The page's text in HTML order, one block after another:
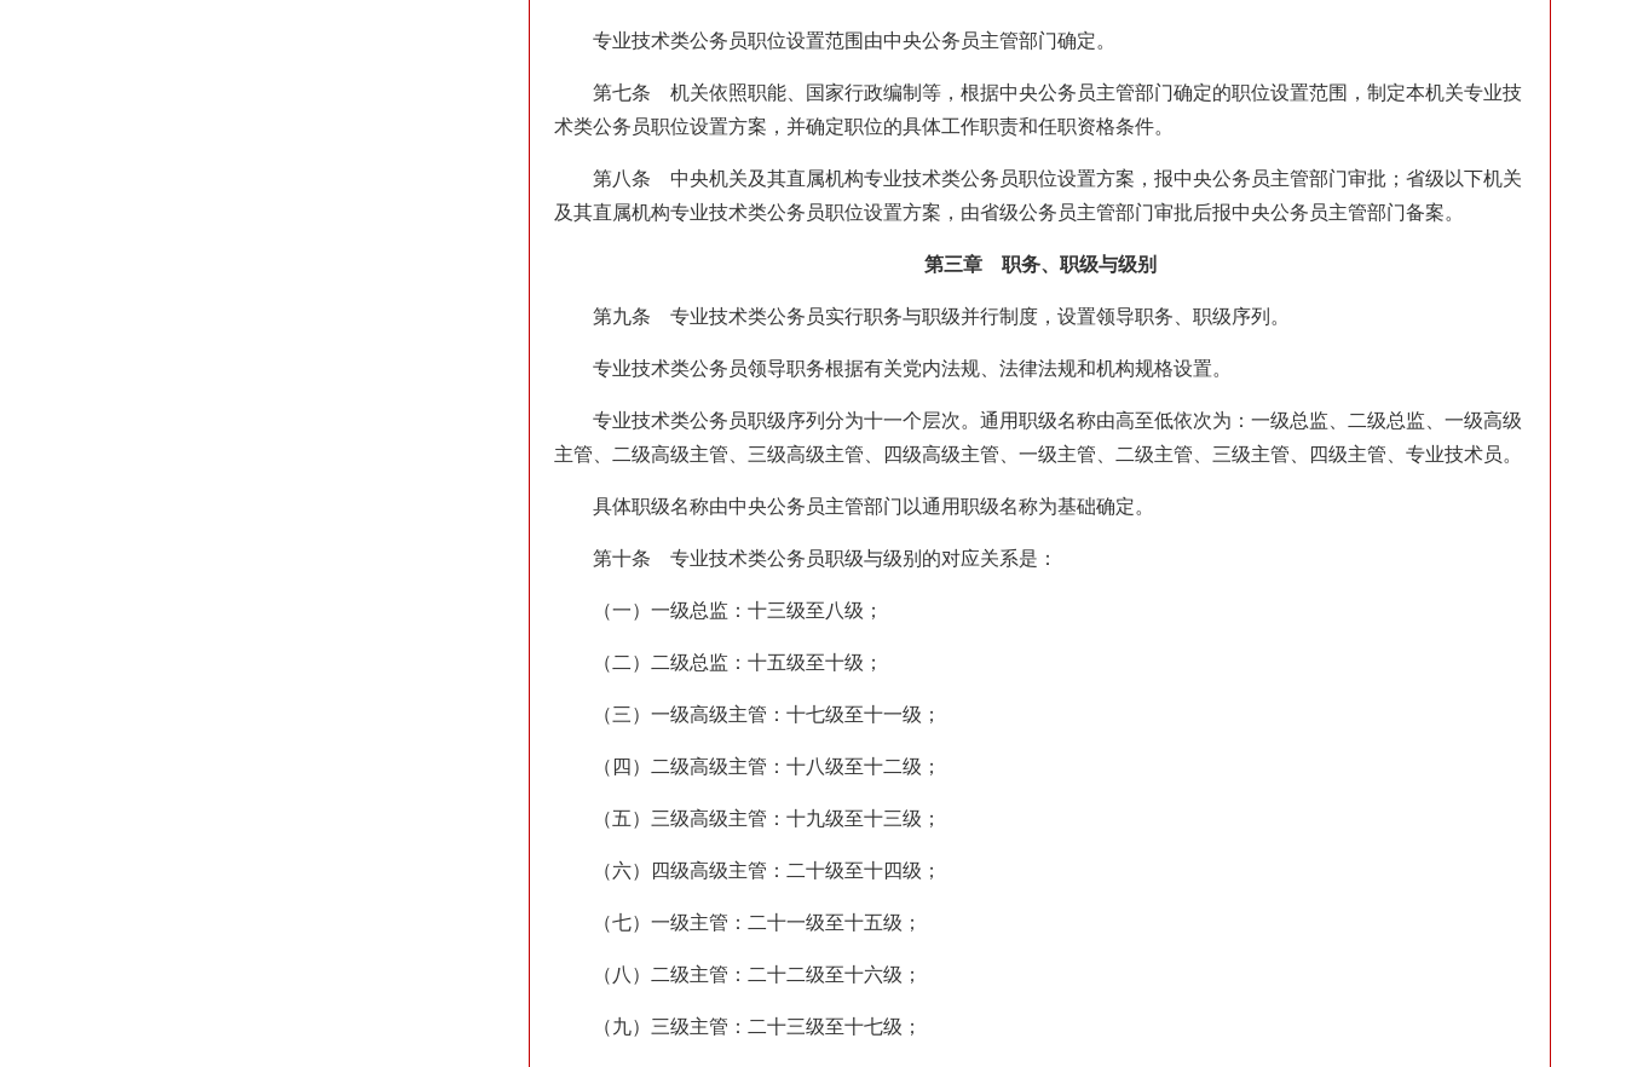
专业技术类公务员职位设置范围由中央公务员主管部门确定。
第七条 机关依照职能、国家行政编制等，根据中央公务员主管部门确定的职位设置范围，制定本机关专业技
术类公务员职位设置方案，并确定职位的具体工作职责和任职资格条件。
第八条 中央机关及其直属机构专业技术类公务员职位设置方案，报中央公务员主管部门审批；省级以下机关
及其直属机构专业技术类公务员职位设置方案，由省级公务员主管部门审批后报中央公务员主管部门备案。
第三章 职务、职级与级别
第九条 专业技术类公务员实行职务与职级并行制度，设置领导职务、职级序列。
专业技术类公务员领导职务根据有关党内法规、法律法规和机构规格设置。
专业技术类公务员职级序列分为十一个层次。通用职级名称由高至低依次为：一级总监、二级总监、一级高级
主管、二级高级主管、三级高级主管、四级高级主管、一级主管、二级主管、三级主管、四级主管、专业技术员。
具体职级名称由中央公务员主管部门以通用职级名称为基础确定。
第十条 专业技术类公务员职级与级别的对应关系是：
（一）一级总监：十三级至八级；
（二）二级总监：十五级至十级；
（三）一级高级主管：十七级至十一级；
（四）二级高级主管：十八级至十二级；
（五）三级高级主管：十九级至十三级；
（六）四级高级主管：二十级至十四级；
（七）一级主管：二十一级至十五级；
（八）二级主管：二十二级至十六级；
（九）三级主管：二十三级至十七级；